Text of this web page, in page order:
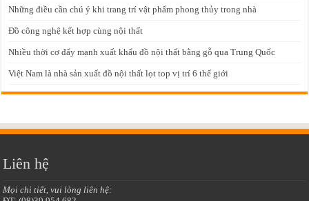
Những điều cần chú ý khi trang trí vật phẩm phong thủy trong nhà
Đồ công nghệ kết hợp cùng nội thất
Nhiều thời cơ đẩy mạnh xuất khẩu đồ nội thất bằng gỗ qua Trung Quốc
Việt Nam là nhà sản xuất đồ nội thất lọt top vị trí 6 thế giới
Liên hệ
Mọi chi tiết, vui lòng liên hệ: